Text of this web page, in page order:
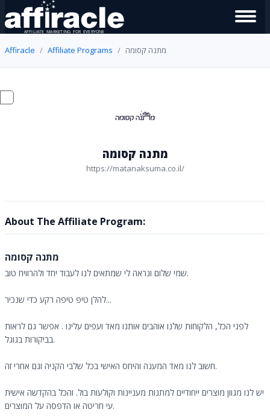
Affiracle Affiliate Programs מתנה קסומה
מתנה קסומה
https://matanaksuma.co.il/
About The Affiliate Program:
מתנה קסומה
שמי שלום ונראה לי שמתאים לנו לעבוד יחד ולהרוויח טוב.
להלן טיפ טיפה רקע כדי שנכיר...
לפני הכל, הלקוחות שלנו אוהבים אותנו מאד ועפים עלינו . אפשר גם לראות
בביקורות בגוגל.
חשוב לנו מאד המענה והיחס האישי בכל שלבי הקניה וגם אחרי זה.
יש לנו מגוון מוצרים ייחודיים למתנות מעניינות וקולעות בול. והכל בהקדשה אישית
עי חריטה או הדפסה על המוצרים.